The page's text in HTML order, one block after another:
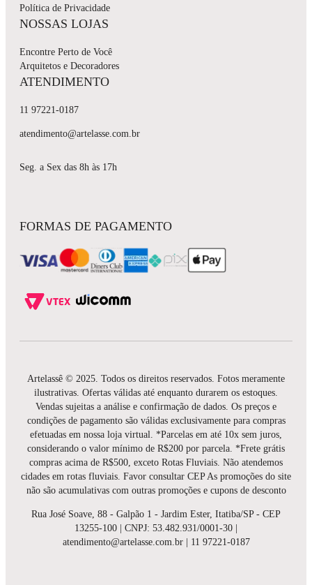
Política de Privacidade
NOSSAS LOJAS
Encontre Perto de Você
Arquitetos e Decoradores
ATENDIMENTO
11 97221-0187
atendimento@artelasse.com.br
Seg. a Sex das 8h às 17h
FORMAS DE PAGAMENTO
Artelassê © 2025. Todos os direitos reservados. Fotos meramente
ilustrativas. Ofertas válidas até enquanto durarem os estoques.
Vendas sujeitas a análise e confirmação de dados. Os preços e
condições de pagamento são válidas exclusivamente para compras
efetuadas em nossa loja virtual. *Parcelas em até 10x sem juros,
considerando o valor mínimo de R$200 por parcela. *Frete grátis
compras acima de R$500, exceto Rotas Fluviais. Não atendemos
cidades em rotas fluviais. Favor consultar CEP As promoções do site
não são acumulativas com outras promoções e cupons de desconto
Rua José Soave, 88 - Galpão 1 - Jardim Ester, Itatiba/SP - CEP
13255-100 | CNPJ: 53.482.931/0001-30 |
atendimento@artelasse.com.br | 11 97221-0187